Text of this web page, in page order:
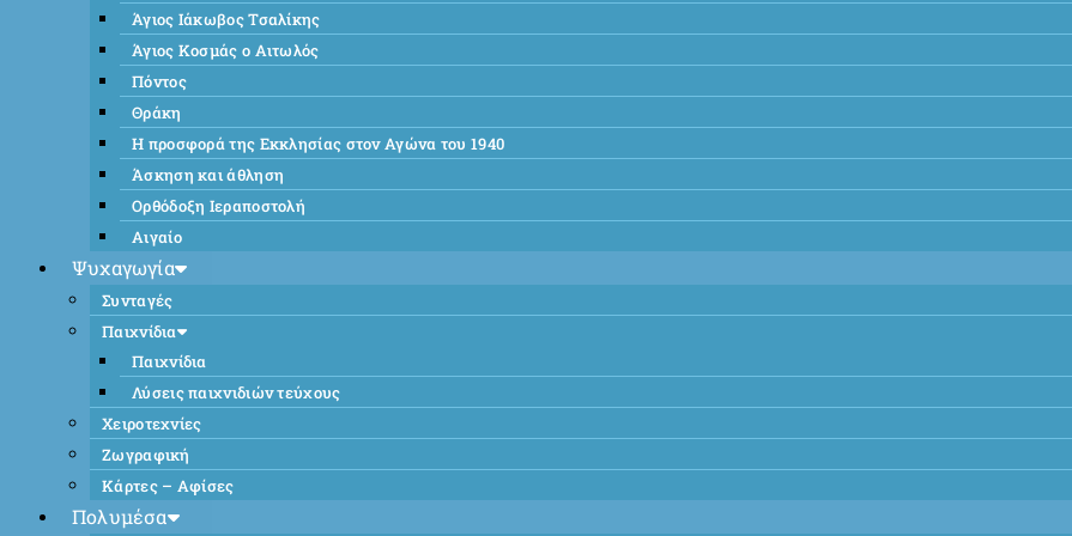
Άγιος Ιάκωβος Τσαλίκης
Άγιος Κοσμάς ο Αιτωλός
Πόντος
Θράκη
Η προσφορά της Εκκλησίας στον Αγώνα του 1940
Άσκηση και άθληση
Ορθόδοξη Ιεραποστολή
Αιγαίο
Ψυχαγωγία
Συνταγές
Παιχνίδια
Παιχνίδια
Λύσεις παιχνιδιών τεύχους
Χειροτεχνίες
Ζωγραφική
Κάρτες – Αφίσες
Πολυμέσα